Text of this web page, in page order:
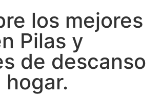
los mejores
Pilas y
de descanso